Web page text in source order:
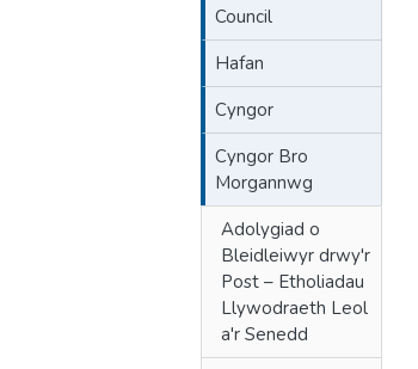
Council
Hafan
Cyngor
Cyngor Bro
Morgannwg
Adolygiad o
Bleidleiwyr drwy'r
Post – Etholiadau
Llywodraeth Leol
a'r Senedd